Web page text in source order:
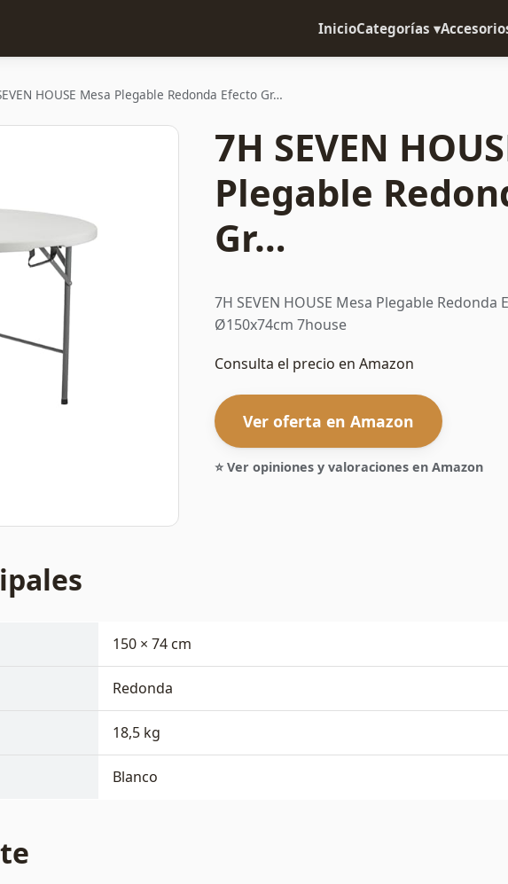
InicioCategorías ▾
HOUSE Mesa Plegable Redonda Efecto Gr…
7H SEVEN
Plegable
Gr…
7H SEVEN HOUSE Mesa Plegable
Ø150x74cm 7house
Consulta el precio en Amazon
Ver oferta en Amazon
⭐ Ver opiniones y valoraciones en Amazon
150 × 74 cm
Redonda
18,5 kg
Blanco